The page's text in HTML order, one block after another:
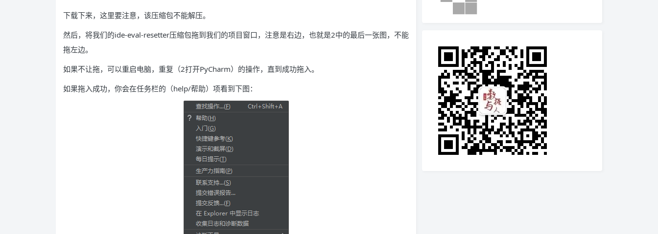
下载下来，这里要注意，该压缩包不能解压。
然后，将我们的ide-eval-resetter压缩包拖到我们的项目窗口，注意是右边，也就是2中的最后一张图，不能
拖左边。
如果不让拖，可以重启电脑，重复（2打开PyCharm）的操作，直到成功拖入。
如果拖入成功，你会在任务栏的（help/帮助）项看到下图：